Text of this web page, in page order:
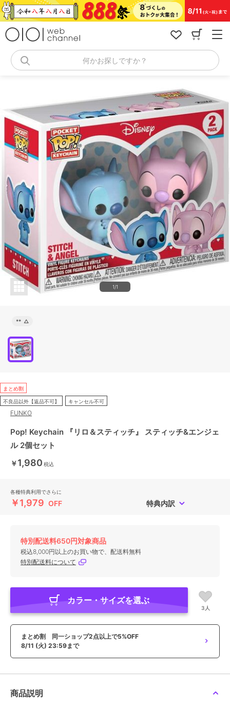
コ
ン
何かお探しですか？
1/1
** △
まとめ割
不良品以外【返品不可】 キャンセル不可
FUNKO
Pop! Keychain 『リロ＆スティッチ』 スティッチ&エンジェ
ル 2個セット
￥1,980 税込
各種特典利用でさらに
￥1,979 OFF 特典内訳
特別配送料650円対象商品
税込8,000円以上のお買い物で、配送料無料
特別配送料について
カラー・サイズを選ぶ
3人
まとめ割 同一ショップ2点以上で5%OFF
8/11 (火) 23:59まで
商品説明